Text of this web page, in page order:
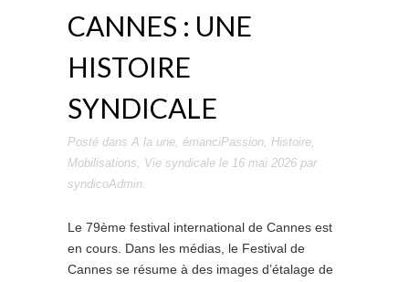
CANNES : UNE
HISTOIRE
SYNDICALE
Posté dans A la une, émanciPassion, Histoire,
Mobilisations, Vie syndicale le 16 mai 2026 par
syndicoAdmin.
Le 79ème festival international de Cannes est
en cours. Dans les médias, le Festival de
Cannes se résume à des images d’étalage de